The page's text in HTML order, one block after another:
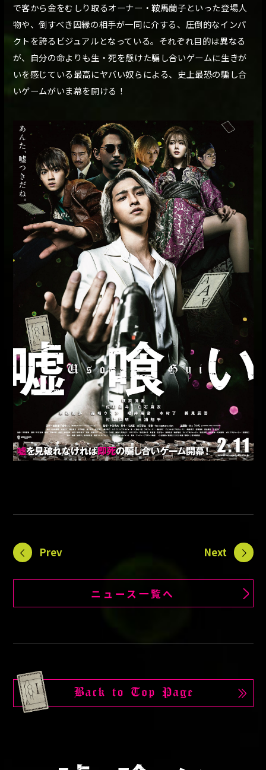
で客から金をむしり取るオーナー・鞍馬蘭子といった登場人
物や、倒すべき因縁の相手が一同に介する、圧倒的なインパ
クトを誇るビジュアルとなっている。それぞれ目的は異なる
が、自分の命よりも生・死を懸けた騙し合いゲームに生きが
いを感じている最高にヤバい奴らによる、史上最恐の騙し合
いゲームがいま幕を開ける！
Prev Next
ニュース一覧へ
B
a
c